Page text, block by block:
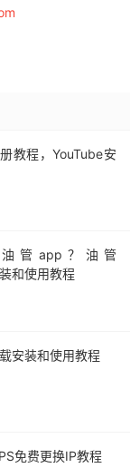
教程，YouTube安
管app？油管
和使用教程
安装和使用教程
免费更换IP教程